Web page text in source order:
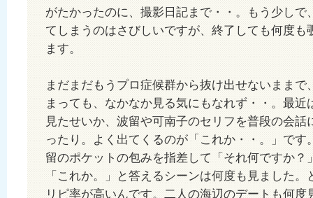
がたかったのに、撮影日記まで・・。もう少しで
てしまうのはさびしいですが、終了しても何度も
ます。
まだまだもうプロ症候群から抜け出せないままで
まっても、なかなか見る気にもなれず・・。最近
見たせいか、波留や可南子のセリフを普段の会話
ったり。よく出てくるのが「これか・・。」です
留のポケットの包みを指差して「それ何ですか？
「これか。」と答えるシーンは何度も見ました
リピ率が高いんです。二人の海辺のデートも何度